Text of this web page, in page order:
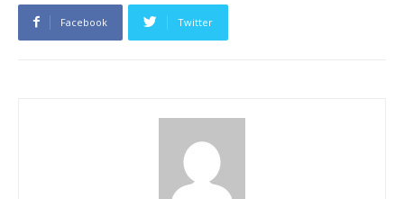
Facebook Twitter